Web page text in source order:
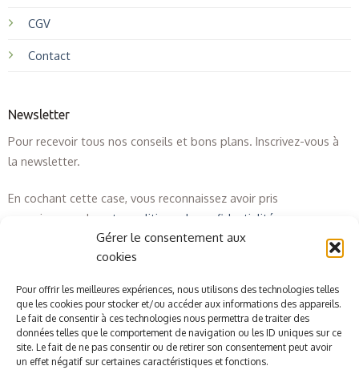
Gérer le consentement aux
cookies
Pour offrir les meilleures expériences, nous utilisons des technologies telles
que les cookies pour stocker et/ou accéder aux informations des appareils.
Le fait de consentir à ces technologies nous permettra de traiter des
données telles que le comportement de navigation ou les ID uniques sur ce
site. Le fait de ne pas consentir ou de retirer son consentement peut avoir
un effet négatif sur certaines caractéristiques et fonctions.
CGV
Contact
Newsletter
Pour recevoir tous nos conseils et bons plans. Inscrivez-vous à
la newsletter.
En cochant cette case, vous reconnaissez avoir pris
connaissance de
notre politique de confidentialité